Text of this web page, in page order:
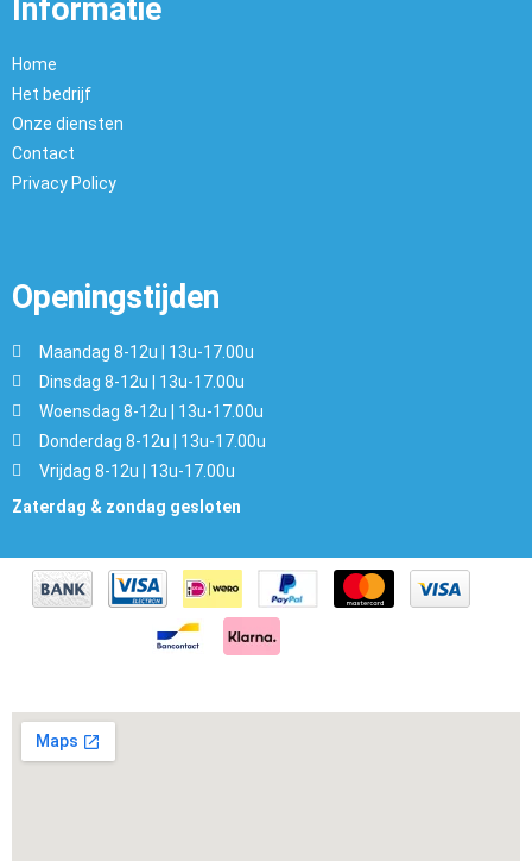
Informatie
Home
Het bedrijf
Onze diensten
Contact
Privacy Policy
Openingstijden
Maandag 8-12u | 13u-17.00u
Dinsdag 8-12u | 13u-17.00u
Woensdag 8-12u | 13u-17.00u
Donderdag 8-12u | 13u-17.00u
Vrijdag 8-12u | 13u-17.00u
Zaterdag & zondag gesloten